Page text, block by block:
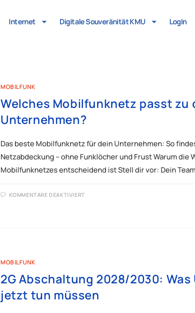
Internet Digitale Souveränität KMU LogIn
MOBILFUNK
Welches Mobilfunknetz passt zu
Unternehmen?
Das beste Mobilfunknetz für dein Unternehmen: So
Netzabdeckung – ohne Funklöcher und Frust Warum die
Mobilfunknetzes entscheidend ist Stell dir vor: Dein
KOMMENTARE DEAKTIVIERT
MOBILFUNK
2G Abschaltung 2028/2030:
jetzt tun müssen